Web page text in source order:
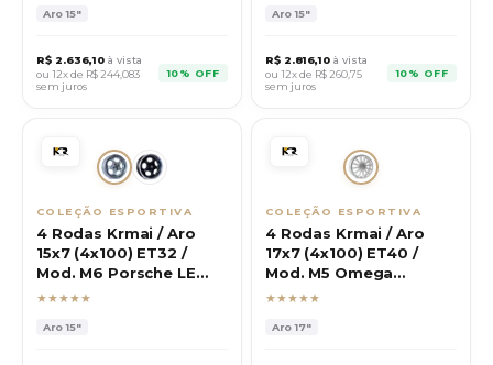
Aro15"
R$ 2.636,10 à vista
ou 12x de R$ 244,083
sem juros
10% OFF
Aro15"
R$ 2.816,10 à vista
ou 12x de R$ 260,75
sem juros
10% OFF
COLEÇÃO ESPORTIVA
4 Rodas Krmai / Aro
15x7 (4x100) ET32 /
Mod. M6 Porsche LE
Mans
★★★★★
Aro15"
COLEÇÃO ESPORTIVA
4 Rodas Krmai / Aro
17x7 (4x100) ET40 /
Mod. M5 Omega
Powertech
★★★★★
Aro17"